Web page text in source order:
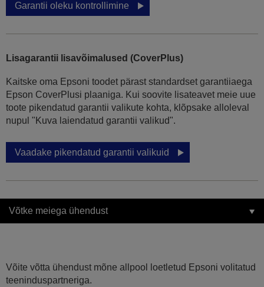
Garantii oleku kontrollimine
Lisagarantii lisavõimalused (CoverPlus)
Kaitske oma Epsoni toodet pärast standardset garantiiaega
Epson CoverPlusi plaaniga. Kui soovite lisateavet meie uue
toote pikendatud garantii valikute kohta, klõpsake alloleval
nupul "Kuva laiendatud garantii valikud".
Vaadake pikendatud garantii valikuid
Võtke meiega ühendust
Võite võtta ühendust mõne allpool loetletud Epsoni volitatud
teeninduspartneriga.